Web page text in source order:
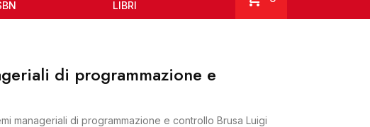
LIBRI
di programmazione e
manageriali di programmazione e controllo Brusa Luigi